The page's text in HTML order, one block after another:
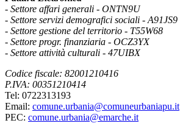
- Settore affari generali - ONTN9U
- Settore servizi demografici sociali - A91JS9
- Settore gestione del territorio - T55W68
- Settore progr. finanziaria - OCZ3YX
- Settore attività culturali - 47UIBX
Codice fiscale: 82001210416
P.IVA: 00351210414
Tel: 0722313193
Email: comune.urbania@comuneurbaniapu.it
PEC: comune.urbania@emarche.it